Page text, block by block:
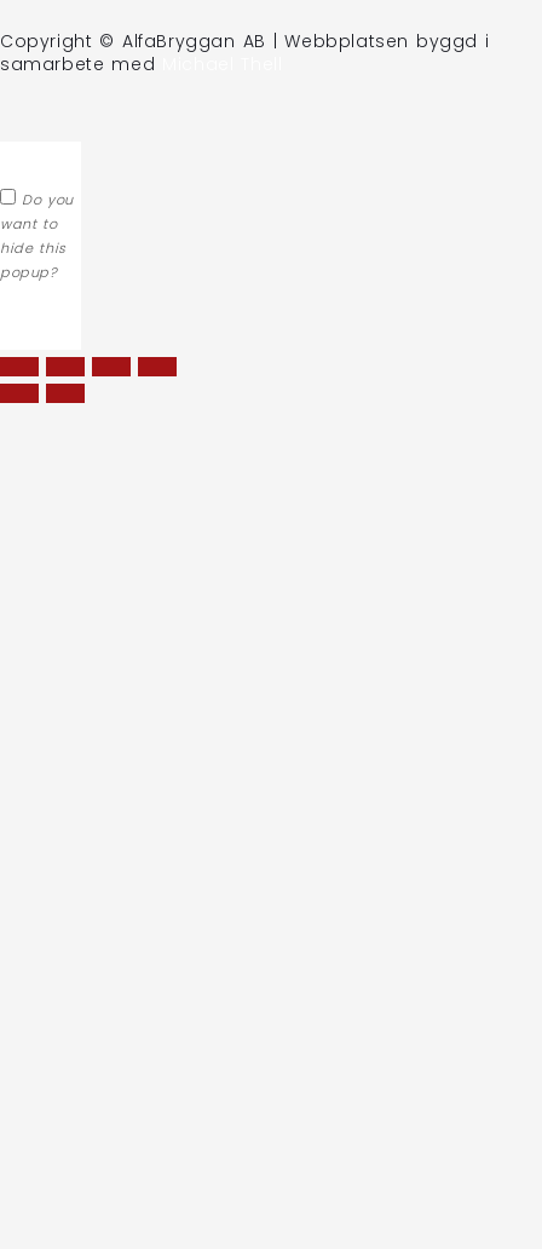
Copyright © AlfaBryggan AB | Webbplatsen byggd i
samarbete med
Do you
want to
hide this
popup?